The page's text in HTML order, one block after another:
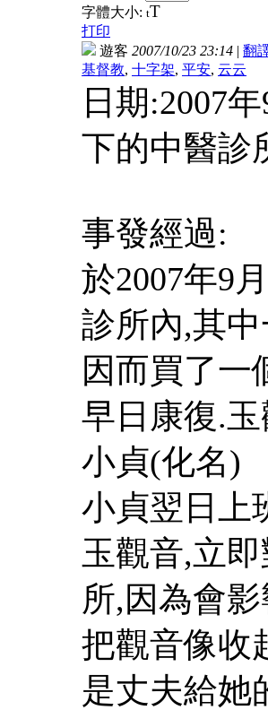
字體大小: tT
打印
遊客 2007/10/23 23:14 | 翻
基督教, 十字架, 平安, 云云
日期:2007
下的中醫診
事發經過:
於2007年9
診所內,其
因而買了一
早日康復.
小貞(化名)
小貞翌日上
玉觀音,立
所,因為會
把觀音像收
是丈夫給她